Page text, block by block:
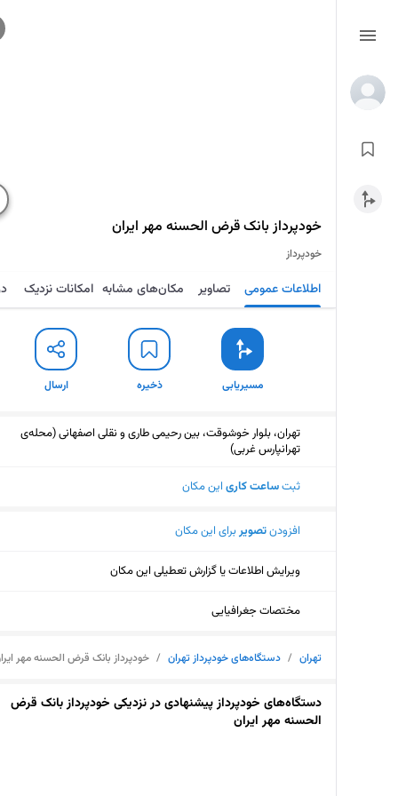
خودپرداز بانک قرض الحسنه مهر ایران
خودپرداز
اطلاعات عمومی تصاویر مکان‌های مشابه امکانات نزدیک
مسیریابی ذخیره ارسال
تهران، بلوار خوشوقت، بین رحیمی طاری و نقلی اصفهانی (محله‌ی
تهرانپارس غربی)
ثبتساعت کاری این مکان
افزودنتصویربرای این مکان
ویرایش اطلاعات یا گزارش تعطیلی این مکان
مختصات جغرافیایی
تهران / دستگاه‌های خودپرداز تهران / خودپرداز بانک قرض الحسنه مهر
دستگاه‌های خودپرداز پیشنهادی در نزدیکی خودپرداز بانک قرض
الحسنه مهر ایران